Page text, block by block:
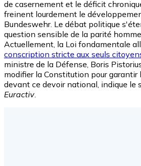
de casernement et le déficit
freinent lourdement le
Bundeswehr. Le débat politique
question sensible de la parité
Actuellement, la Loi fondamentale
conscription stricte aux seuls
ministre de la Défense, Boris
modifier la Constitution pour garantir
devant ce devoir national, indique le
Euractiv.